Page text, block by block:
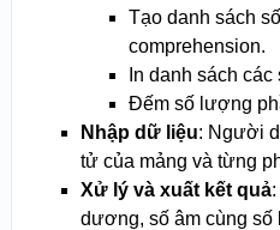
Tạo danh sách
comprehension.
In danh sách
Đếm số lượng
Nhập dữ liệu: Người
tử của mảng và từng
Xử lý và xuất kết quả:
dương, số âm cùng